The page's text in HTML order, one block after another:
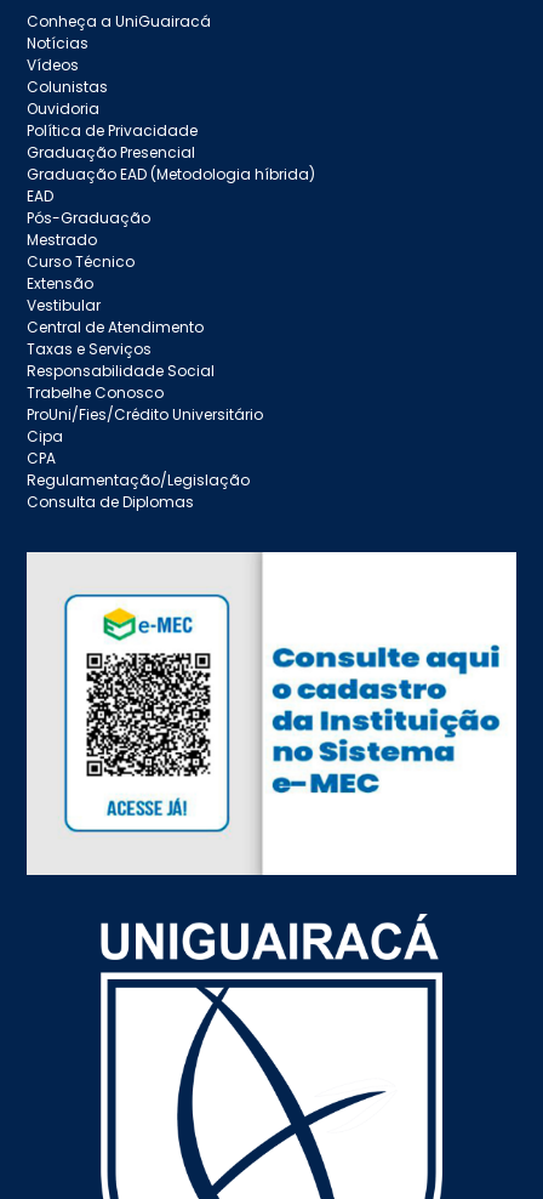
Conheça a UniGuairacá
Notícias
Vídeos
Colunistas
Ouvidoria
Política de Privacidade
Graduação Presencial
Graduação EAD (Metodologia híbrida)
EAD
Pós-Graduação
Mestrado
Curso Técnico
Extensão
Vestibular
Central de Atendimento
Taxas e Serviços
Responsabilidade Social
Trabelhe Conosco
ProUni/Fies/Crédito Universitário
Cipa
CPA
Regulamentação/Legislação
Consulta de Diplomas